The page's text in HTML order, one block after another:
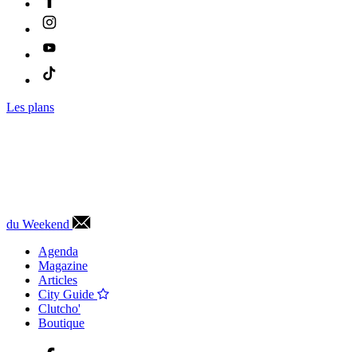
Les plans
du Weekend
Agenda
Magazine
Articles
City Guide
Clutcho'
Boutique